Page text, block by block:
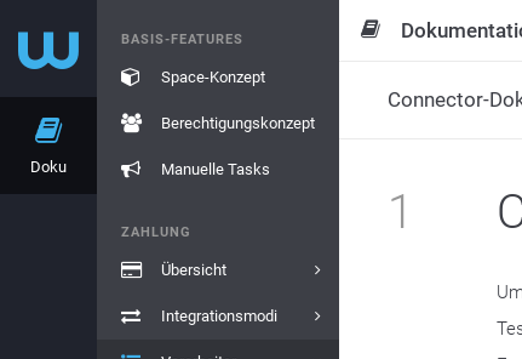
Doku
BASIS-FEATURES
Space-Konzept
Berechtigungskonzept
Manuelle Tasks
ZAHLUNG
Übersicht
Integrationsmodi
Connector-
1